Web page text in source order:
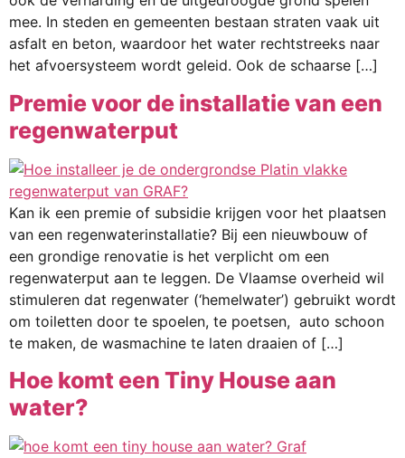
mee. In steden en gemeenten bestaan straten vaak uit
asfalt en beton, waardoor het water rechtstreeks naar
het afvoersysteem wordt geleid. Ook de schaarse […]
Premie voor de installatie van een
regenwaterput
Kan ik een premie of subsidie krijgen voor het plaatsen
van een regenwaterinstallatie? Bij een nieuwbouw of
een grondige renovatie is het verplicht om een
regenwaterput aan te leggen. De Vlaamse overheid wil
stimuleren dat regenwater (‘hemelwater’) gebruikt wordt
om toiletten door te spoelen, te poetsen, auto schoon
te maken, de wasmachine te laten draaien of […]
Hoe komt een Tiny House aan
water?